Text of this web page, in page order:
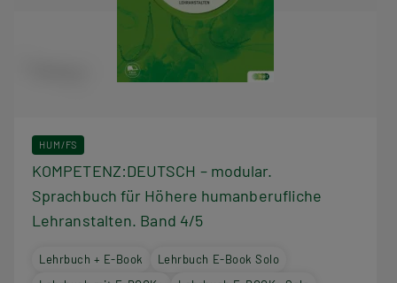
HUM/FS
KOMPETENZ:DEUTSCH – modular.
Sprachbuch für Höhere humanberufliche
Lehranstalten. Band 4/5
Lehrbuch + E-Book
Lehrbuch E-Book Solo